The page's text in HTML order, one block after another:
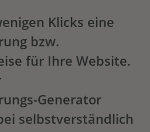
Klicks eine
bzw.
für Ihre Website.
Generator
selbstverständlich